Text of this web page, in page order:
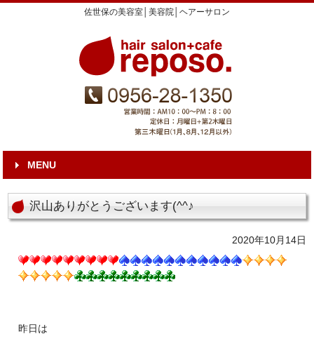
佐世保の美容室│美容院│ヘアーサロン
MENU
沢山ありがとうございます(^^♪
2020年10月14日
昨日は